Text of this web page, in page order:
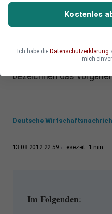
Mitten auf dem New
einem Küchenmesser
bezeichnen das
Deutsche
13.08.2012 22:59 Lesezeit: 1 min
Im Folgenden:
Kostenlos
Ich habe die Datenschutzerklärung
mich